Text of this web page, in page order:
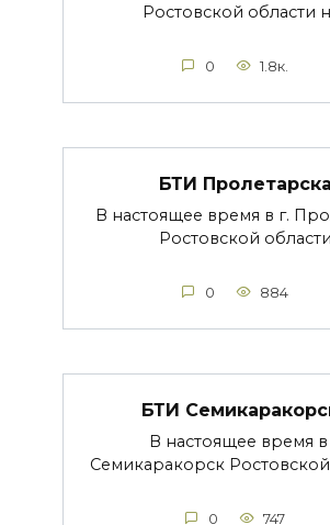
Ростовской области
0 1.8к.
БТИ Пролетарска
В настоящее время в г.
Ростовской области
0 884
БТИ
В настоящее время в
Семикаракорск
0 747